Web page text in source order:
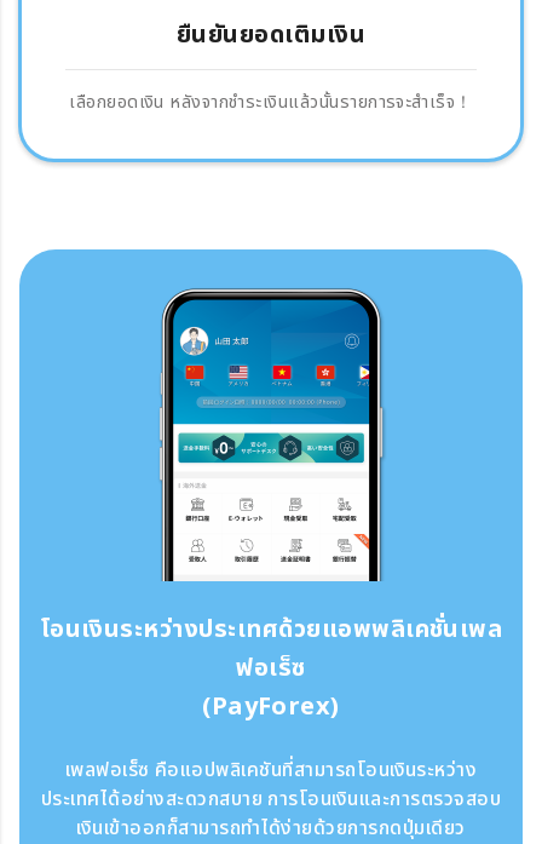
ยืนยันยอดเติมเงิน
เลือกยอดเงิน หลังจากชำระเงินแล้วนั้นรายการจะสำเร็จ！
โอนเงินระหว่างประเทศด้วยแอพพลิเคชั่นเพล
ฟอเร็ซ
(PayForex)
เพลฟอเร็ซ คือแอปพลิเคชันที่สามารถโอนเงินระหว่าง
ประเทศได้อย่างสะดวกสบาย การโอนเงินและการตรวจสอบ
เงินเข้าออกก็สามารถทำได้ง่ายด้วยการกดปุ่มเดียว